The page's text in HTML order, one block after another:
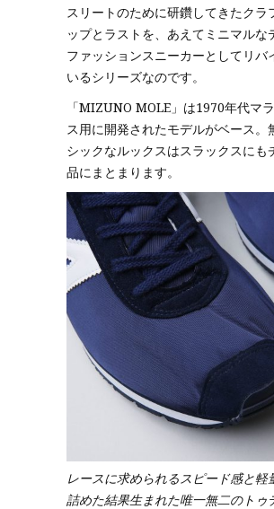
スリートのために研鑽してきたクラ
ップとラストを、あえてミニマルな
ファッションスニーカーとしてリバ
いるシリーズなのです。
「MIZUNO MOLE」は1970年代マ
ス用に開発されたモデルがベース。
シックなルックスはスラックスにも
品にまとまります。
レースに求められるスピード感と軽
詰めた結果生まれた唯一無二のトゥ